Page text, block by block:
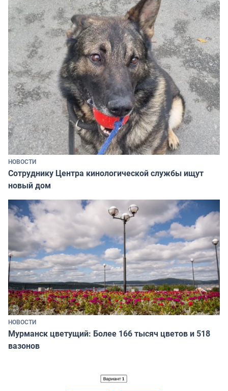
НОВОСТИ
Сотруднику Центра кинологической службы ищут
новый дом
НОВОСТИ
Мурманск цветущий: Более 166 тысяч цветов и 518
вазонов